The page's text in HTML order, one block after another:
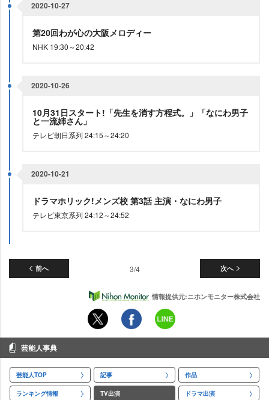
2020-10-27
第20回わが心の大阪メロディー
NHK 19:30～20:42
2020-10-26
10月31日スタート!「先生を消す方程式。」「なにわ男子
と一流姉さん」
テレビ朝日系列 24:15～24:20
2020-10-21
ドラマホリック!メンズ校 第3話 主演・なにわ男子
テレビ東京系列 24:12～24:52
前へ 次へ
3/4
情報提供元:ニホンモニター株式会社
芸能人事典
芸能人TOP 記事 作品
ランキング情報 TV出演 ドラマ出演